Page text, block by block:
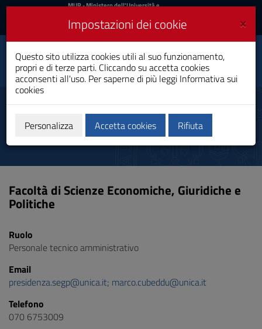
Vai
al
navigazione
sito
al
Footer
MIUR
Accedi
MUR- Ministero dell'Università e
Accedi UniCA News
Toggle
navigation
Università degli
Studi di Cagliari
Cubeddu Marco
Facoltà di Scienze Economiche, Giuridiche e
Politiche
Ruolo
Personale tecnico amministrativo
Email
presidenza.segp@unica.it; marco.cubeddu@unica.it
Telefono
070 6753009
×
Impostazioni dei cookie
Questo sito utilizza cookies utili al suo funzionamento,
propri e di terze parti. Cliccando su accetta cookies
acconsenti all'uso. Per saperne di più leggi Informativa sui
cookies
Personalizza Accetta cookies Rifiuta